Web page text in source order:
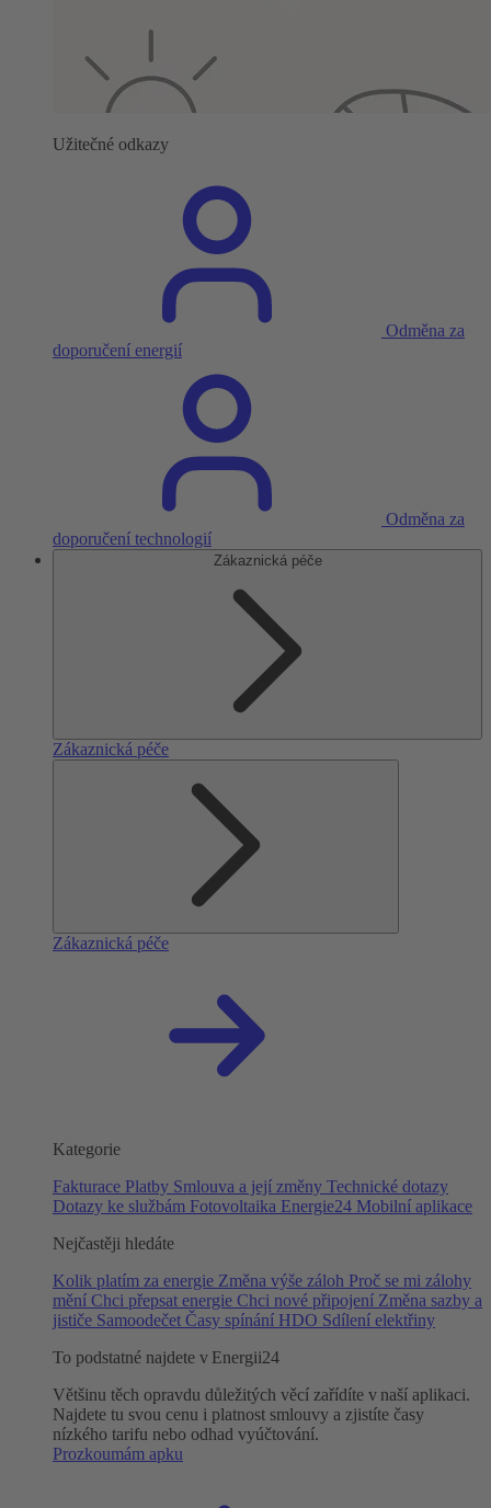
Užitečné odkazy
Odměna za
doporučení energií
Odměna za
doporučení technologií
Zákaznická péče
Zákaznická péče
Zákaznická péče
Kategorie
Fakturace Platby Smlouva a její změny Technické dotazy
Dotazy ke službám Fotovoltaika Energie24 Mobilní aplikace
Nejčastěji hledáte
Kolik platím za energie Změna výše záloh Proč se mi zálohy
mění Chci přepsat energie Chci nové připojení Změna sazby a
jističe Samoodečet Časy spínání HDO Sdílení elektřiny
To podstatné najdete v Energii24
Většinu těch opravdu důležitých věcí zařídíte v naší aplikaci.
Najdete tu svou cenu i platnost smlouvy a zjistíte časy
nízkého tarifu nebo odhad vyúčtování.
Prozkoumám apku